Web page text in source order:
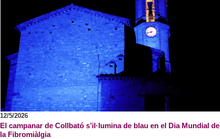
12/5/2026
El campanar de Collbató s’il·lumina de blau en el Dia Mundial de
la Fibromiàlgia